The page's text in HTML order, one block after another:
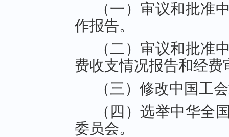
（一）审议和批准
作报告。
（二）审议和批准
费收支情况报告和经
（三）修改中国工
（四）选举中华全
委员会。